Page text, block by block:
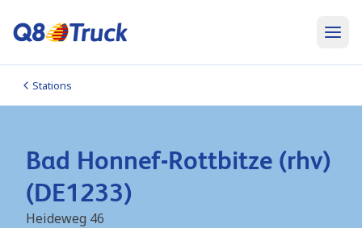
Stations
Bad Honnef-Rottbitze (rhv)
(DE1233)
Heideweg 46